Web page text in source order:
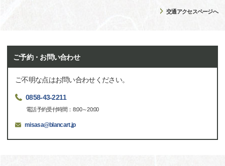
交通アクセスページへ
ご予約・お問い合わせ
ご不明な点はお問い合わせください。
0858-43-2211
電話予約受付時間：8:00～20:00
misasa@blancart.jp